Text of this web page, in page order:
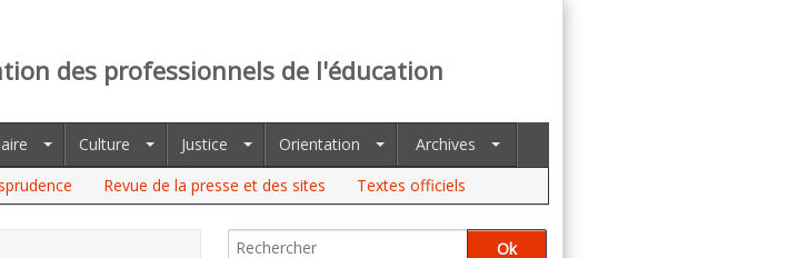
des professionnels de l'éducation
Culture Justice Orientation
Archives
Revue de la presse et des sites Textes officiels